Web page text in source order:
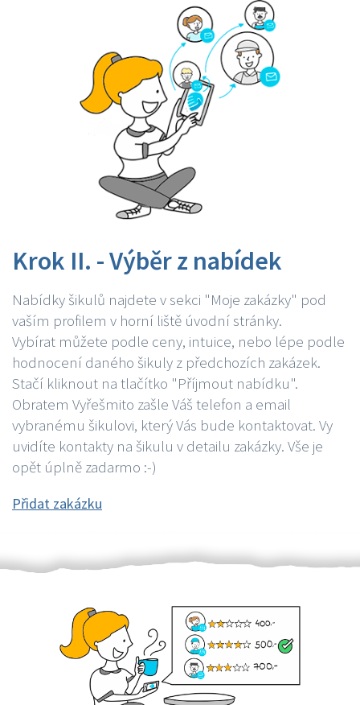
Krok II. - Výběr z nabídek
Nabídky šikulů najdete v sekci "Moje zakázky" pod
vaším profilem v horní liště úvodní stránky.
Vybírat můžete podle ceny, intuice, nebo lépe podle
hodnocení daného šikuly z předchozích zakázek.
Stačí kliknout na tlačítko "Příjmout nabídku".
Obratem Vyřešmito zašle Váš telefon a email
vybranému šikulovi, který Vás bude kontaktovat. Vy
uvidíte kontakty na šikulu v detailu zakázky. Vše je
opět úplně zadarmo :-)
Přidat zakázku